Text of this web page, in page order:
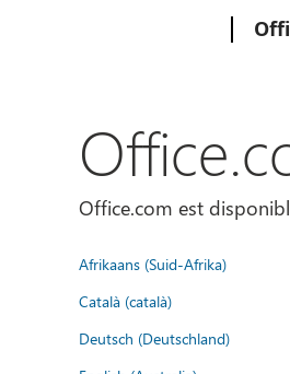
Office.com est
Afrikaans (Suid-Afrika)
Català (català)
Deutsch (Deutschland)